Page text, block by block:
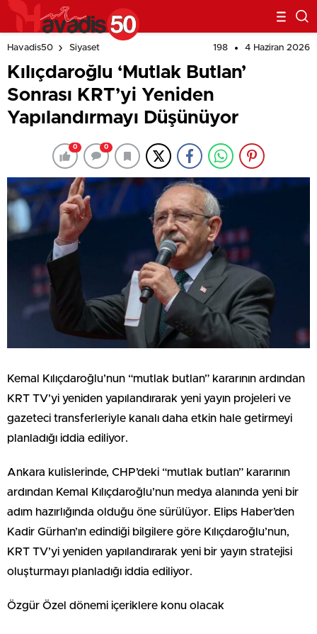
Havadis50 Siyaset 198 4 Haziran 2026
Kılıçdaroğlu ‘Mutlak Butlan’
Sonrası KRT’yi Yeniden
Yapılandırmayı Düşünüyor
0 0
Kemal Kılıçdaroğlu’nun “mutlak butlan” kararının ardından
KRT TV’yi yeniden yapılandırarak yeni yayın projeleri ve
gazeteci transferleriyle kanalı daha etkin hale getirmeyi
planladığı iddia ediliyor.
Ankara kulislerinde, CHP’deki “mutlak butlan” kararının
ardından Kemal Kılıçdaroğlu’nun medya alanında yeni bir
adım hazırlığında olduğu öne sürülüyor. Elips Haber’den
Kadir Gürhan’ın edindiği bilgilere göre Kılıçdaroğlu’nun,
KRT TV’yi yeniden yapılandırarak yeni bir yayın stratejisi
oluşturmayı planladığı iddia ediliyor.
Özgür Özel dönemi içeriklere konu olacak